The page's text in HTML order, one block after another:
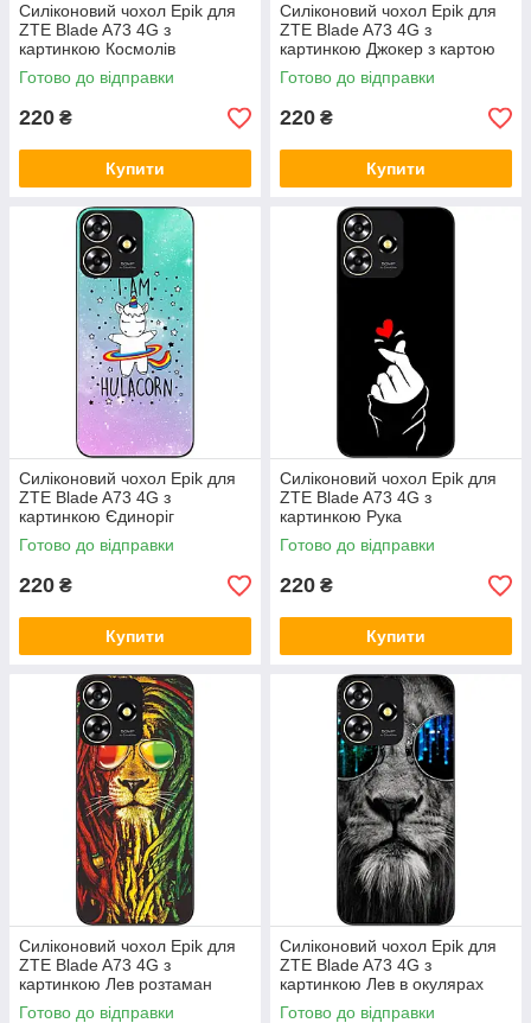
Силіконовий чохол Epik для
ZTE Blade A73 4G з
картинкою Космолів
Готово до відправки
220 ₴
Купити
Силіконовий чохол Epik для
ZTE Blade A73 4G з
картинкою Джокер з картою
Готово до відправки
220 ₴
Купити
Силіконовий чохол Epik для
ZTE Blade A73 4G з
картинкою Єдиноріг
Готово до відправки
220 ₴
Купити
Силіконовий чохол Epik для
ZTE Blade A73 4G з
картинкою Рука
Готово до відправки
220 ₴
Купити
Силіконовий чохол Epik для
ZTE Blade A73 4G з
картинкою Лев розтаман
Готово до відправки
Силіконовий чохол Epik для
ZTE Blade A73 4G з
картинкою Лев в окулярах
Готово до відправки